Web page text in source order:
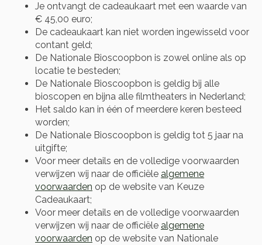
Je ontvangt de cadeaukaart met een waarde van
€ 45,00 euro;
De cadeaukaart kan niet worden ingewisseld voor
contant geld;
De Nationale Bioscoopbon is zowel online als op
locatie te besteden;
De Nationale Bioscoopbon is geldig bij alle
bioscopen en bijna alle filmtheaters in Nederland;
Het saldo kan in één of meerdere keren besteed
worden;
De Nationale Bioscoopbon is geldig tot 5 jaar na
uitgifte;
Voor meer details en de volledige voorwaarden
verwijzen wij naar de officiële algemene
voorwaarden op de website van Keuze
Cadeaukaart;
Voor meer details en de volledige voorwaarden
verwijzen wij naar de officiële algemene
voorwaarden op de website van Nationale